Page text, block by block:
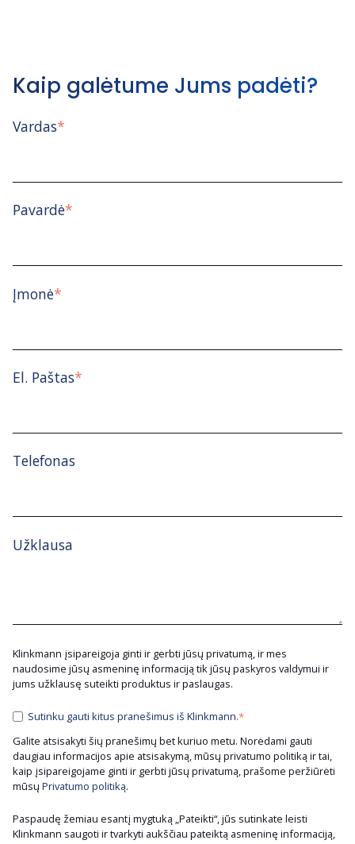
Kaip galėtume Jums padėti?
Vardas*
Pavardė*
Įmonė*
El. Paštas*
Telefonas
Užklausa
Klinkmann įsipareigoja ginti ir gerbti jūsų privatumą, ir mes
naudosime jūsų asmeninę informaciją tik jūsų paskyros valdymui ir
jums užklausę suteikti produktus ir paslaugas.
Sutinku gauti kitus pranešimus iš Klinkmann.*
Galite atsisakyti šių pranešimų bet kuriuo metu. Norėdami gauti
daugiau informacijos apie atsisakymą, mūsų privatumo politiką ir tai,
kaip įsipareigojame ginti ir gerbti jūsų privatumą, prašome peržiūrėti
mūsų Privatumo politiką.
Paspaudę žemiau esantį mygtuką „Pateikti“, jūs sutinkate leisti
Klinkmann saugoti ir tvarkyti aukščiau pateiktą asmeninę informaciją,